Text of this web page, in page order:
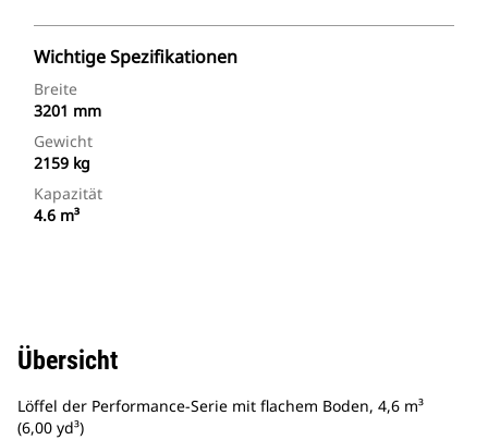
Wichtige Spezifikationen
Breite
3201 mm
Gewicht
2159 kg
Kapazität
4.6 m³
Übersicht
Löffel der Performance-Serie mit flachem Boden, 4,6 m³
(6,00 yd³)